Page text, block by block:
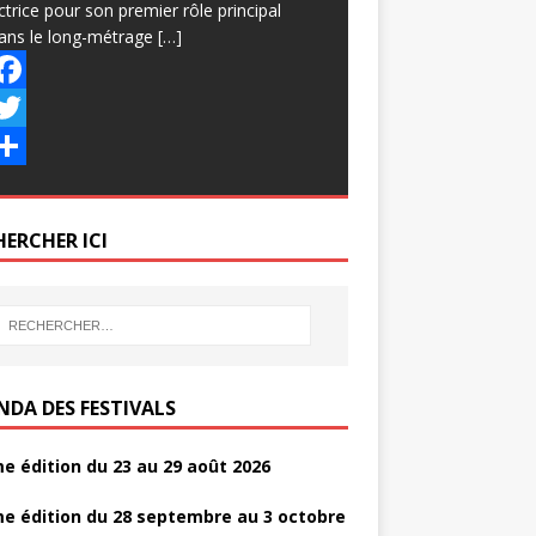
pour son premier rôle principal
le long-métrage […]
ICI
DES FESTIVALS
édition du 23 au 29 août 2026
édition du 28 septembre au 3 octobre